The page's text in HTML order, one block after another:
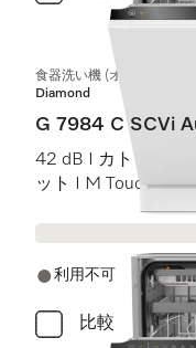
食器洗い機 (オールドア材
Diamond
G 7984 C SCVi
42 dB I カトラリー
ット I M Touch I
利用不可
比較